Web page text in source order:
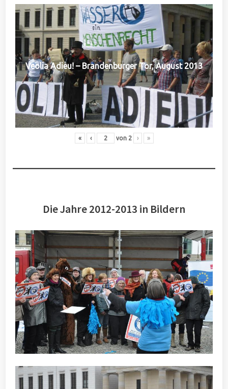
Veolia Adieu! – Brandenburger Tor, August 2013
« ‹ von 2 › »
Die Jahre 2012-2013 in Bildern